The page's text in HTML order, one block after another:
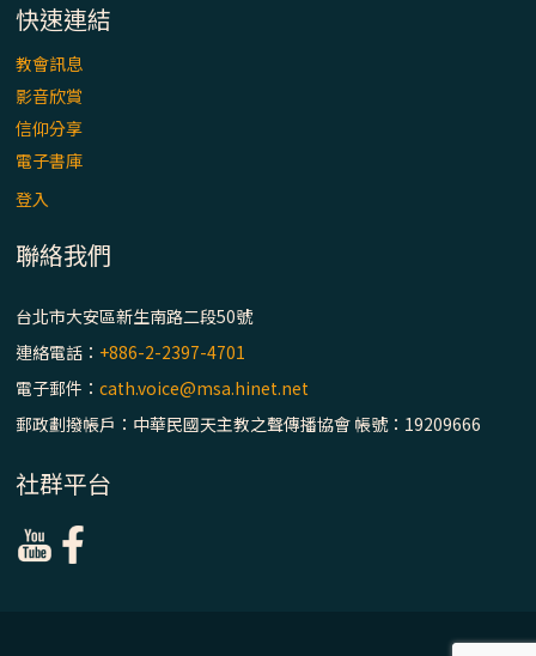
2025/10/10【萬物讚頌頌歌 – 太陽與生態音
樂會】紀念聖方濟與已逝教宗方濟各（下）
2025/10/10【萬物讚頌頌歌 – 太陽與生態音
樂會】紀念聖方濟與已逝教宗方濟各（上）
快速連結
教會訊息
影音欣賞
信仰分享
電子書庫
登入
聯絡我們
台北市大安區新生南路二段50號
連絡電話： +886-2-2397-4701
電子郵件：cath.voice@msa.hinet.net
郵政劃撥帳戶：中華民國天主教之聲傳播協會 帳號：19209666
社群平台